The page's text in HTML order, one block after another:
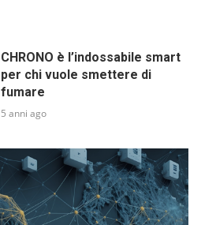
CHRONO è l’indossabile smart
per chi vuole smettere di
fumare
5 anni ago